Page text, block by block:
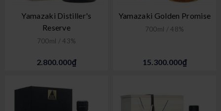
Yamazaki Distiller's
Reserve
700ml / 43%
2.800.000₫
Yamazaki Golden Promise
700ml / 48%
15.300.000₫